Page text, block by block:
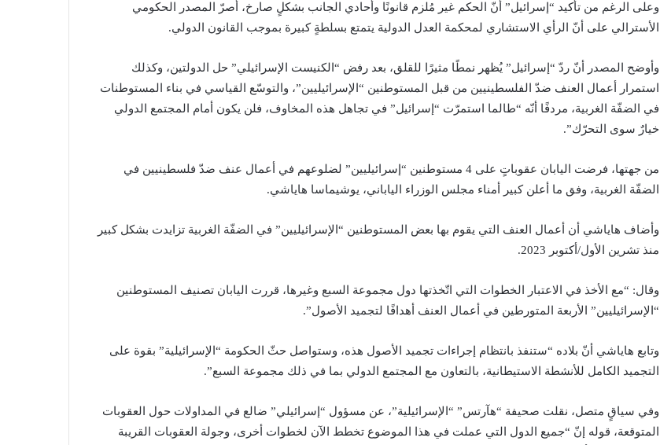
وعلى الرغم من تأكيد “إسرائيل” أنّ الحكم غير مُلزم قانونًا وأحادي الجانب بشكلٍ صارخ، أصرّ المصدر الحكومي
الأسترالي على أنّ الرأي الاستشاري لمحكمة العدل الدولية يتمتع بسلطةٍ كبيرة بموجب القانون الدولي.
وأوضح المصدر أنّ ردّ “إسرائيل” يُظهر نمطًا مثيرًا للقلق، بعد رفض “الكنيست الإسرائيلي” حل الدولتين، وكذلك
استمرار أعمال العنف ضدّ الفلسطينيين من قبل المستوطنين “الإسرائيليين”، والتوسّع القياسي في بناء المستوطنات
في الضفّة الغربية، مردفًا أنّه “طالما استمرّت “إسرائيل” في تجاهل هذه المخاوف، فلن يكون أمام المجتمع الدولي
خيارٌ سوى التحرّك”.
من جهتها، فرضت اليابان عقوباتٍ على 4 مستوطنين “إسرائيليين” لضلوعهم في أعمال عنف ضدّ فلسطينيين في
الضفّة الغربية، وفق ما أعلن كبير أمناء مجلس الوزراء الياباني، يوشيماسا هاياشي.
وأضاف هاياشي أن أعمال العنف التي يقوم بها بعض المستوطنين “الإسرائيليين” في الضفّة الغربية تزايدت بشكل كبير
منذ تشرين الأول/أكتوبر 2023.
وقال: “مع الأخذ في الاعتبار الخطوات التي اتّخذتها دول مجموعة السبع وغيرها، قررت اليابان تصنيف المستوطنين
“الإسرائيليين” الأربعة المتورطين في أعمال العنف أهدافًا لتجميد الأصول”.
وتابع هاياشي أنّ بلاده “ستنفذ بانتظام إجراءات تجميد الأصول هذه، وستواصل حثّ الحكومة “الإسرائيلية” بقوة على
التجميد الكامل للأنشطة الاستيطانية، بالتعاون مع المجتمع الدولي بما في ذلك مجموعة السبع”.
وفي سياقٍ متصل، نقلت صحيفة “هآرتس” “الإسرائيلية”، عن مسؤول “إسرائيلي” ضالع في المداولات حول العقوبات
المتوقعة، قوله إنّ “جميع الدول التي عملت في هذا الموضوع تخطط الآن لخطوات أخرى، وجولة العقوبات القريبة